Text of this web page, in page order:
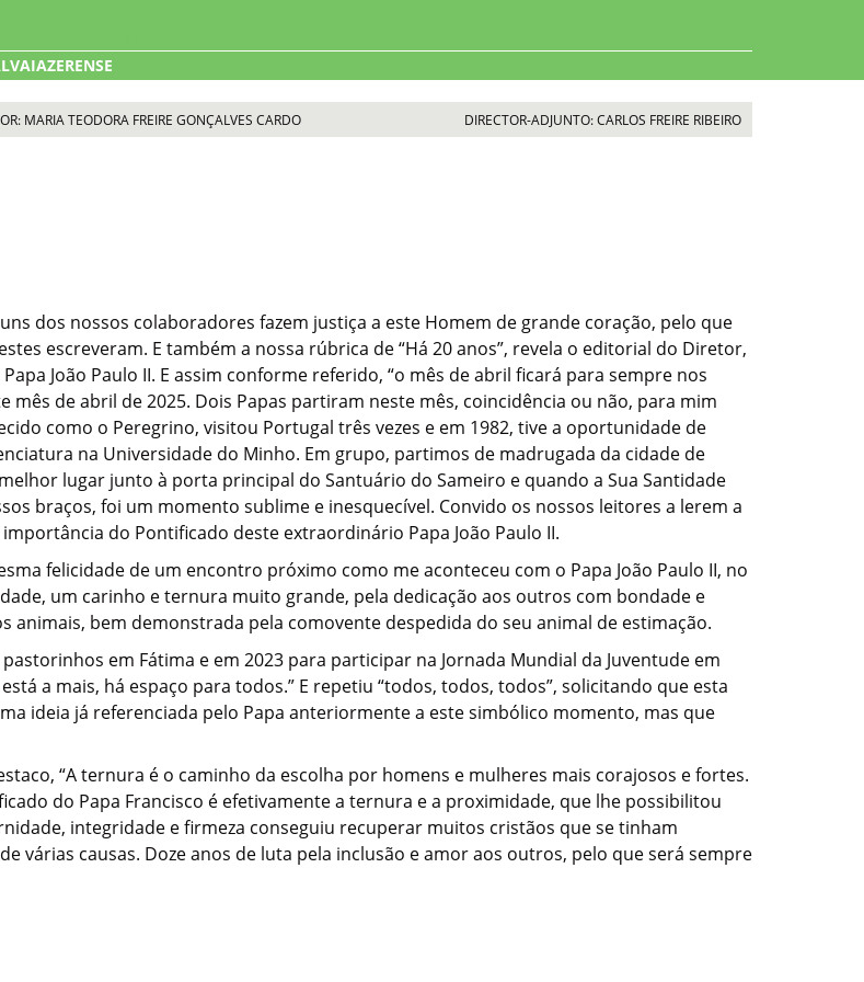
MARIA TEODORA FREIRE GONÇALVES CARDO DIRECTOR-ADJUNTO: CARLOS FREIRE RIBEIRO
dos nossos colaboradores fazem justiça a este Homem de grande coração, pelo que
escreveram. E também a nossa rúbrica de “Há 20 anos”, revela o editorial do Diretor,
João Paulo II. E assim conforme referido, “o mês de abril ficará para sempre nos
de abril de 2025. Dois Papas partiram neste mês, coincidência ou não, para mim
como o Peregrino, visitou Portugal três vezes e em 1982, tive a oportunidade de
na Universidade do Minho. Em grupo, partimos de madrugada da cidade de
lugar junto à porta principal do Santuário do Sameiro e quando a Sua Santidade
braços, foi um momento sublime e inesquecível. Convido os nossos leitores a lerem a
do Pontificado deste extraordinário Papa João Paulo II.
felicidade de um encontro próximo como me aconteceu com o Papa João Paulo II, no
um carinho e ternura muito grande, pela dedicação aos outros com bondade e
bem demonstrada pela comovente despedida do seu animal de estimação.
em Fátima e em 2023 para participar na Jornada Mundial da Juventude em
a mais, há espaço para todos.” E repetiu “todos, todos, todos”, solicitando que esta
ideia já referenciada pelo Papa anteriormente a este simbólico momento, mas que
“A ternura é o caminho da escolha por homens e mulheres mais corajosos e fortes.
do Papa Francisco é efetivamente a ternura e a proximidade, que lhe possibilitou
integridade e firmeza conseguiu recuperar muitos cristãos que se tinham
várias causas. Doze anos de luta pela inclusão e amor aos outros, pelo que será sempre